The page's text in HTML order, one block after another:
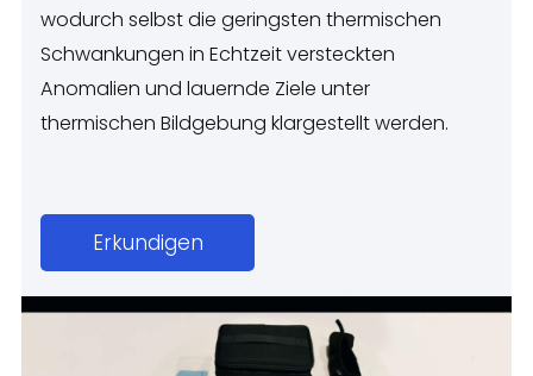
wodurch selbst die geringsten thermischen
Schwankungen in Echtzeit versteckten
Anomalien und lauernde Ziele unter
thermischen Bildgebung klargestellt werden.
Erkundigen